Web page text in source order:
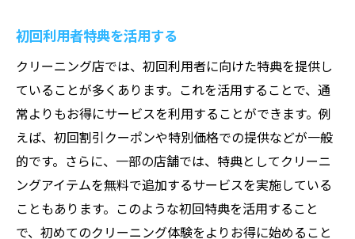
初回利用者特典を活用する
クリーニング店では、初回利用者に向けた特典を提供し
ていることが多くあります。これを活用することで、通
常よりもお得にサービスを利用することができます。例
えば、初回割引クーポンや特別価格での提供などが一般
的です。さらに、一部の店舗では、特典としてクリーニ
ングアイテムを無料で追加するサービスを実施している
こともあります。このような初回特典を活用すること
で、初めてのクリーニング体験をよりお得に始めること